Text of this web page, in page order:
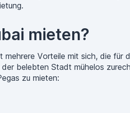
mieten?
mehrere Vorteile mit sich, die für
belebten Stadt mühelos
zu mieten: